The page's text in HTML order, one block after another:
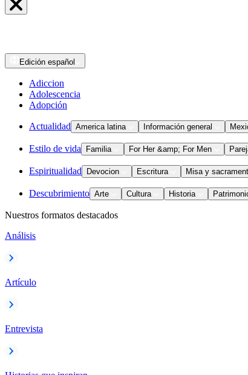
Edición español
Adiccion
Adolescencia
Adopción
Actualidad America latina Información general
Estilo de vida Familia For Her &amp; For Men
Espiritualidad Devocion Escritura Misa y
Descubrimiento Arte Cultura Historia
Nuestros formatos destacados
Análisis
Artículo
Entrevista